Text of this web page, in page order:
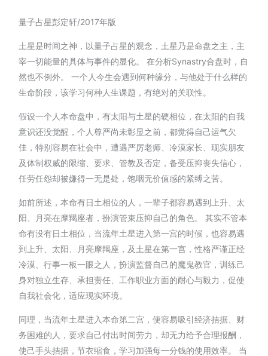
量子占星彭定轩/2017年版
土星是时间之神，以量子占星的观念，土星乃是命盘之主，主
宰一切能量的具体与事件的显化。 在分析Synastry合盘时，自
然也不例外。 一个人今生会遇到何种缘分，与他处于什么样的
生命阶段，该学习何种人生课题，有绝对的关联性。
假设一个人本命盘中，有太阳与土星的硬相位，在太阳的自我
意识还没觉醒，个人尊严尚未彰显之前，都觉得自己运气欠
佳，特别容易在社会中，遭遇严厉老师、冷漠家长、现实朋友
及体制权威的限缩、要求、管教及否定，备受压抑丧失信心，
任劳任怨却被嫌得一无是处，饱咽无价值感的紧缚之苦。
如前所述，本命有日土相位的人，一辈子都容易遇到上升、太
阳、月亮在摩羯座者，扮演管束压抑自己的角色。 其实不管本
命有没有日土相位，当流年土星进入第一宫的时候，也容易遇
到上升、太阳、月亮摩羯座，及土星在第一宫，性格严谨正经
冷漠、行事一板一眼之人，扮演监督自己的魔鬼教官，训练己
身对独立生存、承担责任、工作职业方面的耐心与毅力，促使
自我社会化，适应现实环境。
同理，当流年土星进入本命第二宫，便容易吸引经济拮据、财
务困难的人，要求自己付出时间劳力，却无力给予合理报酬，
使己手头拮据，节衣缩食，学习加强每一分钱的使用效率。 当